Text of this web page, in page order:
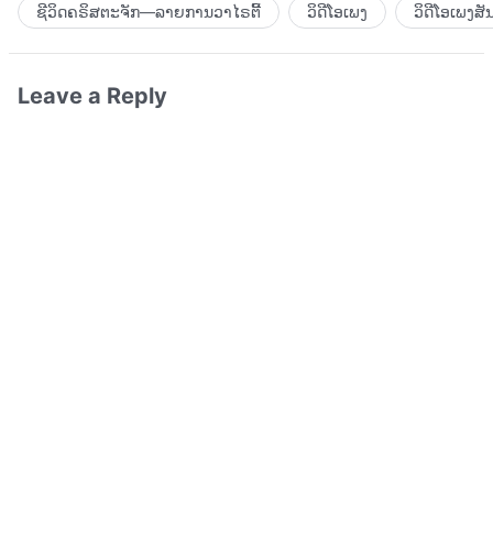
ຊີວິດຄຣິສຕະຈັກ—ລາຍການວາໄຣຕີ້ ວິດີໂອເພງ ວິດີໂອເພງສັ
Leave a Reply